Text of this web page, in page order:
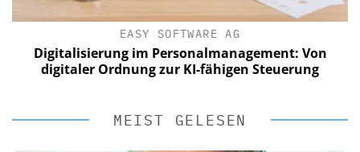
EASY SOFTWARE AG
Digitalisierung im Personalmanagement: Von
digitaler Ordnung zur KI-fähigen Steuerung
MEIST GELESEN